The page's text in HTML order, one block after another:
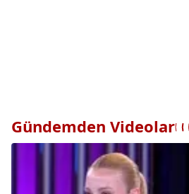
Gündemden Videolar